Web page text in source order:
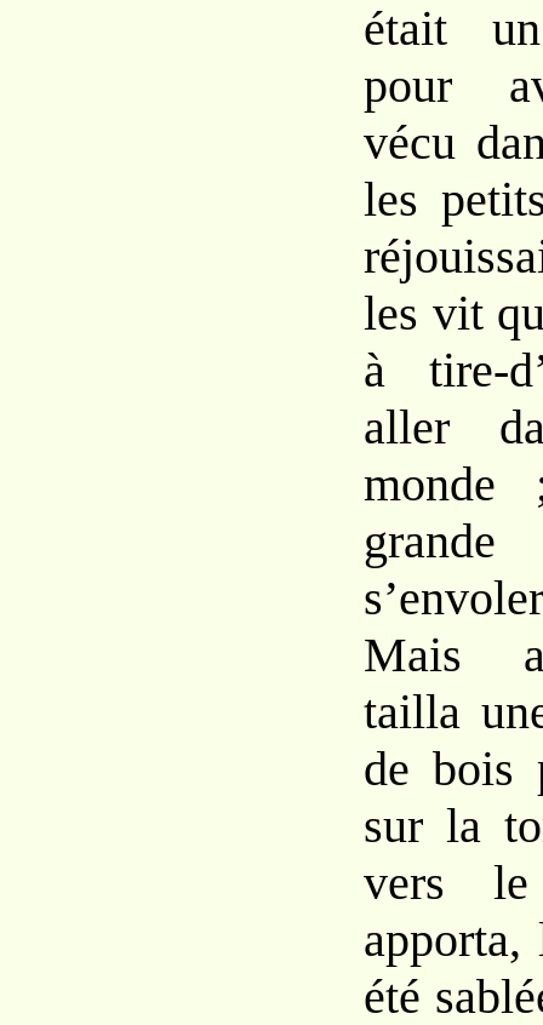
était
pour
vécu
les
les vit
à tire-
aller
Mais
tailla
de bois
sur la
vers
été